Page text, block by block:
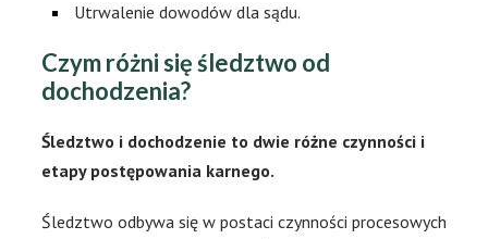
Utrwalenie dowodów dla sądu.
Czym różni się śledztwo od
dochodzenia?
Śledztwo i dochodzenie to dwie różne czynności i
etapy postępowania karnego.
Śledztwo odbywa się w postaci czynności procesowych